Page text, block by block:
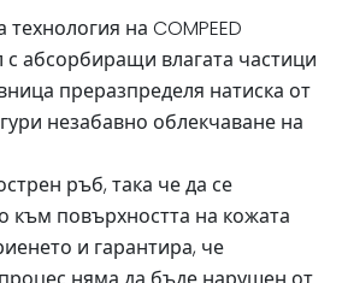
на COMPEED
с абсорбиращи влагата частици
преразпределя натиска от
незабавно облекчаване на
ръб, така че да се
към повърхността на кожата
и гарантира, че